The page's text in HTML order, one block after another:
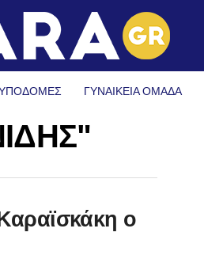
ΓΥΝΑΙΚΕΊΑ ΟΜΆΔΑ
ο